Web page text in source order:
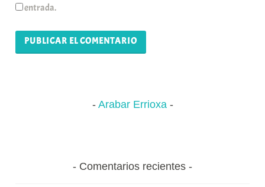
entrada.
Arabar Errioxa
Comentarios recientes